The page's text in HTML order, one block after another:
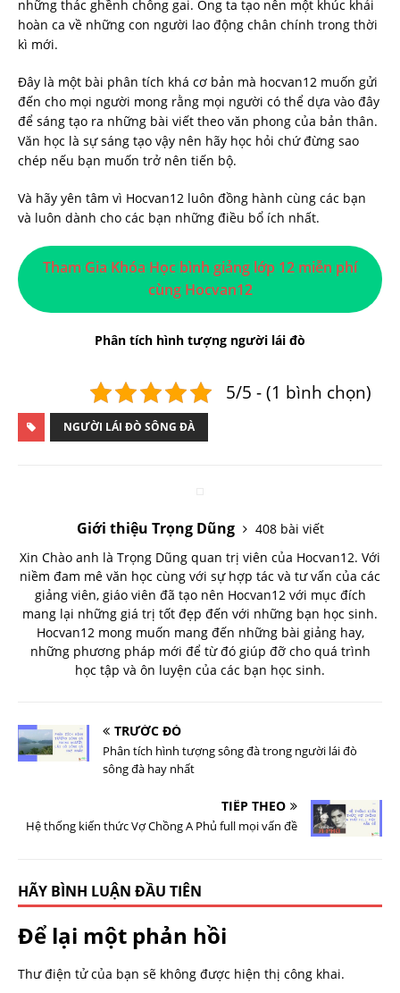
những thác ghềnh chông gai. Ông ta tạo nên một khúc khải
hoàn ca về những con người lao động chân chính trong thời
kì mới.
Đây là một bài phân tích khá cơ bản mà hocvan12 muốn gửi
đến cho mọi người mong rằng mọi người có thể dựa vào đây
để sáng tạo ra những bài viết theo văn phong của bản thân.
Văn học là sự sáng tạo vậy nên hãy học hỏi chứ đừng sao
chép nếu bạn muốn trở nên tiến bộ.
Và hãy yên tâm vì Hocvan12 luôn đồng hành cùng các bạn
và luôn dành cho các bạn những điều bổ ích nhất.
Tham Gia Khóa Học bình giảng lớp 12 miễn phí
cùng Hocvan12
Phân tích hình tượng người lái đò
5/5 - (1 bình chọn)
NGƯỜI LÁI ĐÒ SÔNG ĐÀ
Giới thiệu Trọng Dũng
408 bài viết
Xin Chào anh là Trọng Dũng quan trị viên của Hocvan12. Với
niềm đam mê văn học cùng với sự hợp tác và tư vấn của các
giảng viên, giáo viên đã tạo nên Hocvan12 với mục đích
mang lại những giá trị tốt đẹp đến với những bạn học sinh.
Hocvan12 mong muốn mang đến những bài giảng hay,
những phương pháp mới để từ đó giúp đỡ cho quá trình
học tập và ôn luyện của các bạn học sinh.
TRƯỚC ĐÓ
Phân tích hình tượng sông đà trong người lái đò
sông đà hay nhất
TIẾP THEO
Hệ thống kiến thức Vợ Chồng A Phủ full mọi vấn đề
HÃY BÌNH LUẬN ĐẦU TIÊN
Để lại một phản hồi
Thư điện tử của bạn sẽ không được hiện thị công khai.